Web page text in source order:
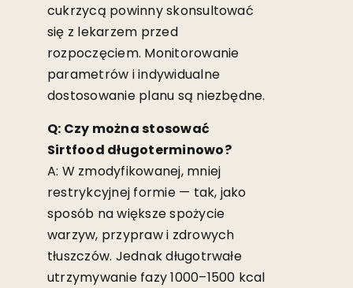
cukrzycą powinny skonsultować
się z lekarzem przed
rozpoczęciem. Monitorowanie
parametrów i indywidualne
dostosowanie planu są niezbędne.
Q: Czy można stosować
Sirtfood długoterminowo?
A: W zmodyfikowanej, mniej
restrykcyjnej formie — tak, jako
sposób na większe spożycie
warzyw, przypraw i zdrowych
tłuszczów. Jednak długotrwałe
utrzymywanie fazy 1000–1500 kcal